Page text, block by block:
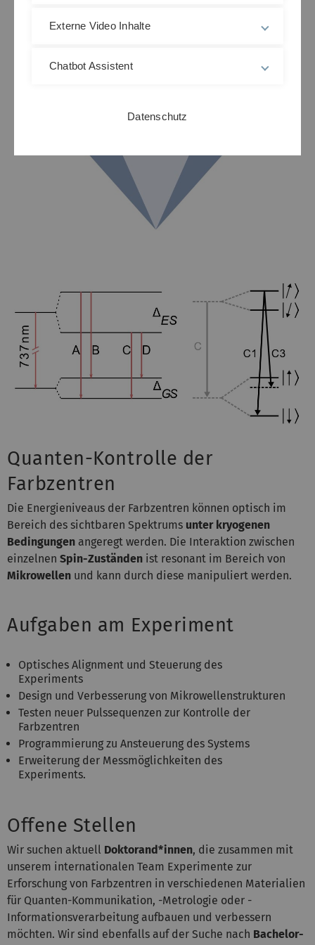
Quanten-Kontrolle der
Farbzentren
Die Energieniveaus der Farbzentren können optisch im
Bereich des sichtbaren Spektrums unter kryogenen
Bedingungen angeregt werden. Die Interaktion zwischen
einzelnen Spin-Zuständen ist resonant im Bereich von
Mikrowellen und kann durch diese manipuliert werden.
Aufgaben am Experiment
Optisches Alignment und Steuerung des
Experiments
Design und Verbesserung von Mikrowellenstrukturen
Testen neuer Pulssequenzen zur Kontrolle der
Farbzentren
Programmierung zu Ansteuerung des Systems
Erweiterung der Messmöglichkeiten des
Experiments.
Offene Stellen
Wir suchen aktuell Doktorand*innen, die zusammen mit
unserem internationalen Team Experimente zur
Erforschung von Farbzentren in verschiedenen Materialien
für Quanten-Kommunikation, -Metrologie oder -
Informationsverarbeitung aufbauen und verbessern
möchten. Wir sind ebenfalls auf der Suche nach Bachelor-
Externe Video Inhalte
Chatbot Assistent
Datenschutz